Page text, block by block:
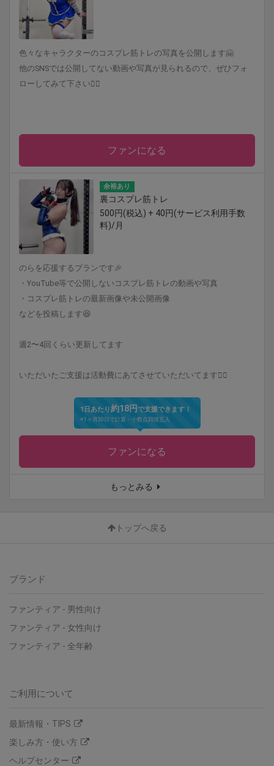
色々なキャラクターのコスプレ筋トレの写真を公開します🤗
他のSNSでは公開してない動画や写真が見られるので、ぜひフォ
ローしてみて下さい🙇‍♀️
ファンになる
余裕あり
裏コスプレ筋トレ
500円(税込) + 40円(サービス利用手数
料)/月
のらを応援するプランです🎉
・YouTube等で公開しないコスプレ筋トレの動画や写真
・コスプレ筋トレの最新画像や未公開画像
などを投稿します😆
週2〜4回くらい更新してます
いただいたご支援は活動費にあてさせていただいてます🙇‍♀️
1日あたり約18円で支援できます！
※1ヶ月30日で計算・小数点四捨五入
ファンになる
もっとみる
トップへ戻る
ブランド
ファンティア - 男性向け
ファンティア - 女性向け
ファンティア - 全年齢
ご利用について
最新情報・TIPS
楽しみ方・使い方
ヘルプセンター